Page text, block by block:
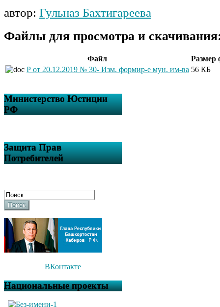
автор: Гульназ Бахтигареева
Файлы для просмотра и
Файл
Размер
Р от 20.12.2019 № 30- Изм. формир-е мун. им-ва 56 КБ
Министерство Юстиции
РФ
Защита Прав
Потребителей
Поиск
ВКонтакте
Национальные проекты